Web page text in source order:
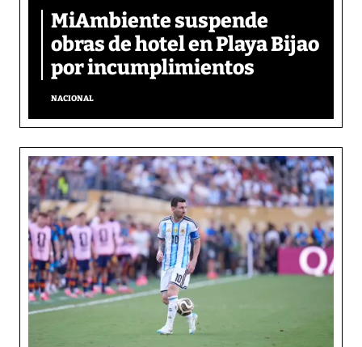
MiAmbiente suspende
obras de hotel en Playa Bijao
por incumplimientos
NACIONAL